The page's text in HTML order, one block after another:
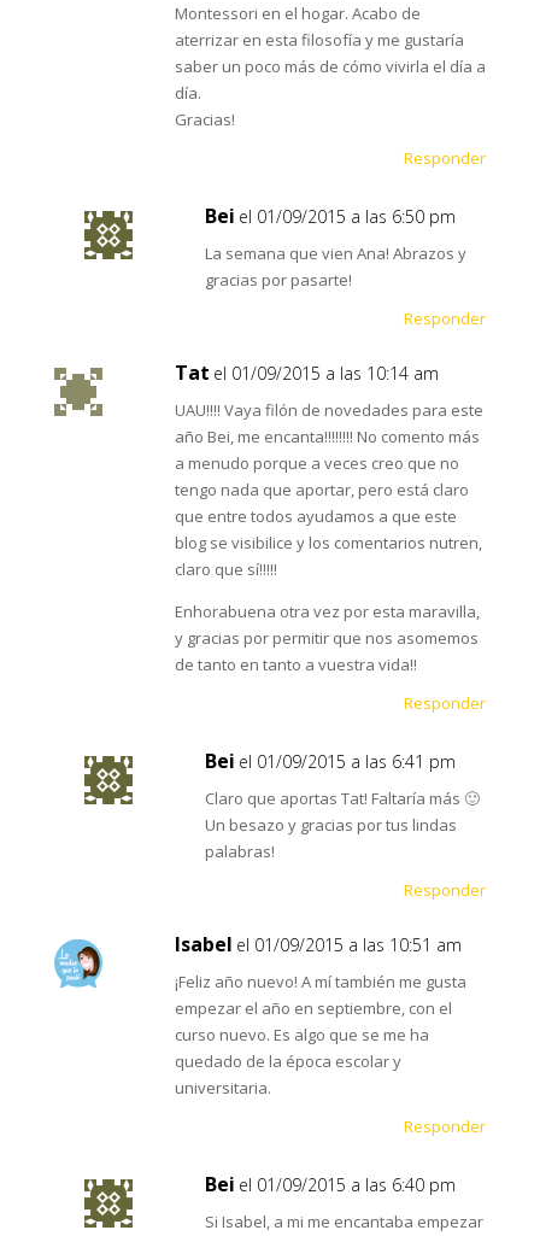
Montessori en el hogar. Acabo de
aterrizar en esta filosofía y me gustaría
saber un poco más de cómo vivirla el día a
día.
Gracias!
Responder
Bei el 01/09/2015 a las 6:50 pm
La semana que vien Ana! Abrazos y
gracias por pasarte!
Responder
Tat el 01/09/2015 a las 10:14 am
UAU!!!! Vaya filón de novedades para este
año Bei, me encanta!!!!!!!! No comento más
a menudo porque a veces creo que no
tengo nada que aportar, pero está claro
que entre todos ayudamos a que este
blog se visibilice y los comentarios nutren,
claro que sí!!!!!
Enhorabuena otra vez por esta maravilla,
y gracias por permitir que nos asomemos
de tanto en tanto a vuestra vida!!
Responder
Bei el 01/09/2015 a las 6:41 pm
Claro que aportas Tat! Faltaría más 🙂
Un besazo y gracias por tus lindas
palabras!
Responder
Isabel el 01/09/2015 a las 10:51 am
¡Feliz año nuevo! A mí también me gusta
empezar el año en septiembre, con el
curso nuevo. Es algo que se me ha
quedado de la época escolar y
universitaria.
Responder
Bei el 01/09/2015 a las 6:40 pm
Si Isabel, a mi me encantaba empezar